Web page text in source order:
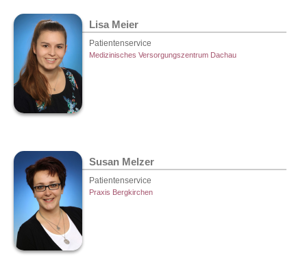
Lisa Meier
Patientenservice
Medizinisches Versorgungszentrum Dachau
Susan Melzer
Patientenservice
Praxis Bergkirchen